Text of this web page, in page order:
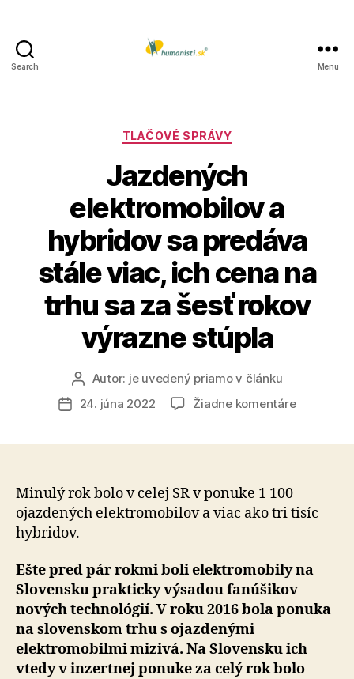
Search Menu
Kategórie
TLAČOVÉ SPRÁVY
Jazdených
elektromobilov a
hybridov sa predáva
stále viac, ich cena na
trhu sa za šesť rokov
výrazne stúpla
Autor
článku
Autor: je uvedený priamo v článku
Dátum24. júna 2022 Žiadne komentárena
predáva
cena
na
trhu
za
šesť
Minulý rok bolo v celej SR v ponuke 1 100
ojazdených elektromobilov a viac ako tri tisíc
hybridov.
Ešte pred pár rokmi boli elektromobily na
Slovensku prakticky výsadou fanúšikov
nových technológií. V roku 2016 bola ponuka
na slovenskom trhu s ojazdenými
elektromobilmi mizivá. Na Slovensku ich
vtedy v inzertnej ponuke za celý rok bolo